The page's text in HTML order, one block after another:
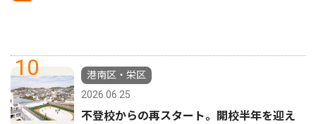
10
港南区・栄区
2026.06.25
不登校からの再スタート。開校半年を迎え